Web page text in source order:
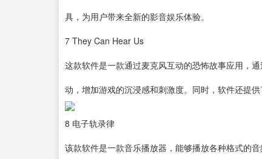
具，为用户带来全新的影音娱乐体验。
7 They Can Hear Us
这款软件是一款通过麦克风互动的恐怖故事应用，
动，增加游戏的沉浸感和刺激度。同时，软件还提
8 电子轨录律
该款软件是一款音乐播放器 ，能够播放各种格式的